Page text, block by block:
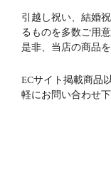
引越し祝い、結婚
るものを多数ご用
是非、当店の商品
ECサイト掲載商品
軽にお問い合わせ下